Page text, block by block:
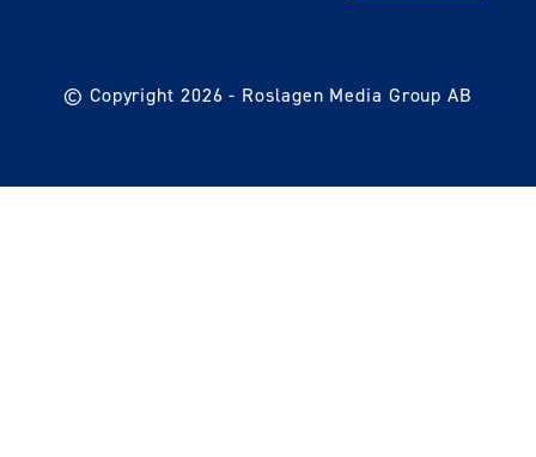
© Copyright 2026 - Roslagen Media Group AB